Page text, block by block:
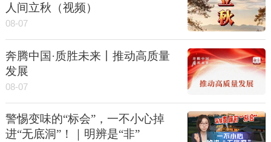
人间立秋（视频）
08-07
奔腾中国·质胜未来丨推动高质量
发展
08-07
警惕变味的“标会”，一不小心掉
进“无底洞”！｜明辨是“非”